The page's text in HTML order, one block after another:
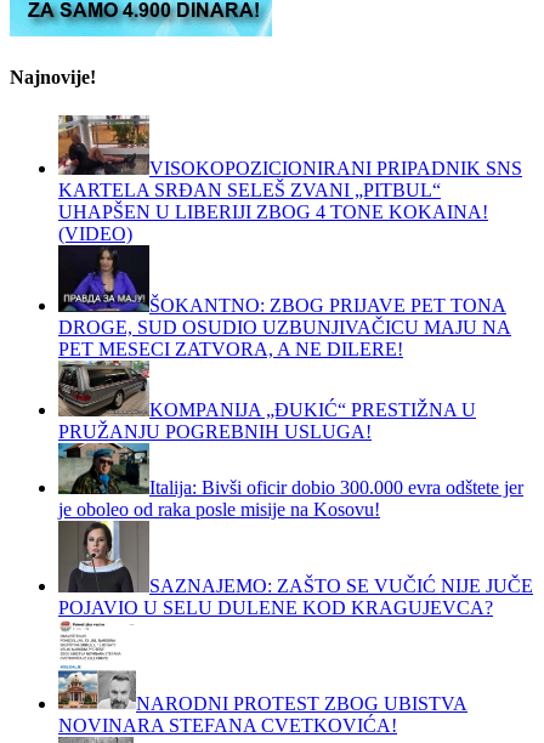
Najnovije!
VISOKOPOZICIONIRANI PRIPADNIK SNS
KARTELA SRĐAN SELEŠ ZVANI „PITBUL“
UHAPŠEN U LIBERIJI ZBOG 4 TONE KOKAINA!
(VIDEO)
ŠOKANTNO: ZBOG PRIJAVE PET TONA
DROGE, SUD OSUDIO UZBUNJIVAČICU MAJU NA
PET MESECI ZATVORA, A NE DILERE!
KOMPANIJA „ĐUKIĆ“ PRESTIŽNA U
PRUŽANJU POGREBNIH USLUGA!
Italija: Bivši oficir dobio 300.000 evra odštete jer
je oboleo od raka posle misije na Kosovu!
SAZNAJEMO: ZAŠTO SE VUČIĆ NIJE JUČE
POJAVIO U SELU DULENE KOD KRAGUJEVCA?
NARODNI PROTEST ZBOG UBISTVA
NOVINARA STEFANA CVETKOVIĆA!